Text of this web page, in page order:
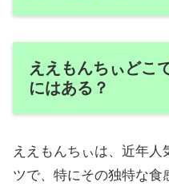
ええもんちぃどこ
にはある？
ええもんちぃは、近年
ツで、特にその独特な食